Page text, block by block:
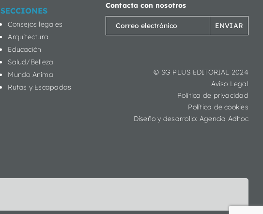
SECCIONES
Consejos legales
Arquitectura
Educación
Salud/Belleza
Mundo Animal
Rutas y Escapadas
Contacta con nosotros
Correo
electrónico
© SG PLUS EDITORIAL 2024
Aviso Legal
Política de privacidad
Política de cookies
Diseño y desarrollo: Agencia Adhoc